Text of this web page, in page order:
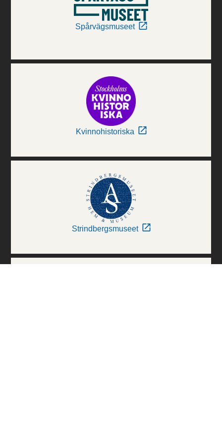
Spårvägsmuseet
Kvinnohistoriska
Strindbergsmuseet